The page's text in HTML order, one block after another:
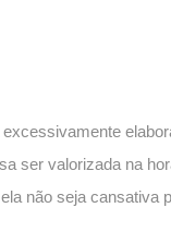
ser valorizada na
não seja cansativa